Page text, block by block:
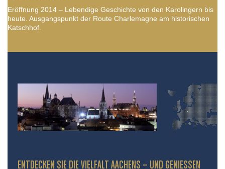
Eröffnung 2014 – Lebendige Geschichte von den Karolingern bis
heute. Ausgangspunkt der Route Charlemagne am historischen
Katschhof.
ENTDECKEN SIE DIE VIELFALT AACHENS – UND GENIESSEN S